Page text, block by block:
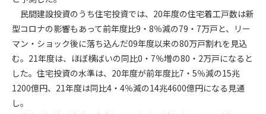
民間建設投資のうち住宅投資では、20年度の住宅着工戸数は新
型コロナの影響もあって前年度比9・8％減の79・7万戸と、リー
マン・ショック後に落ち込んだ09年度以来の80万戸割れを見込
む。21年度は、ほぼ横ばいの同比0・7％増の80・2万戸になると
した。住宅投資の水準は、20年度が前年度比7・5％減の15兆
1200億円、21年度は同比4・4％減の14兆4600億円になる見通
し。
第5条（IDおよびパスワードの管理）
1. 会員は申込の際に管理者が発行したIDおよびパスワードの使
用および管理について責任を負うものとします。
2. 会員は、自己のIDおよびパスワードを、貸与、譲渡、売買、
その他形態を問わず、第三者に利用させることはできませ
ん。